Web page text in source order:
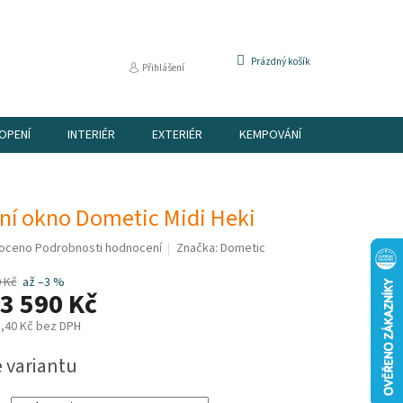
Přihlášení
NÁKUPNÍ
Prázdný košík
INTERIÉR EXTERIÉR KEMPOVÁNÍ
okno Dometic Midi Heki
Podrobnosti hodnocení Značka:Dometic
Kč až –3 %
590 Kč
Kčbez DPH
variantu